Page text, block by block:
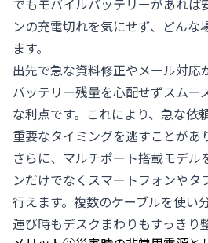
でもモバイルバッテリーがあれば
ンの充電切れを気にせず、どんな
ます。
出先で急な資料修正やメール対応
バッテリー残量を心配せずスムー
な利点です。これにより、急な依
重要なタイミングを逃すことがあ
さらに、マルチポート搭載モデル
ンだけでなくスマートフォンやタ
行えます。複数のケーブルを使い
運び時もデスクまわりもすっきり